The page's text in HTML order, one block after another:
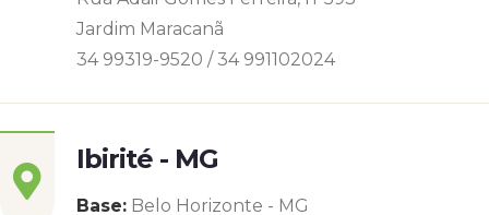
Jardim Maracanã
34 99319-9520 / 34 991102024
Ibirité - MG
Base: Belo Horizonte - MG